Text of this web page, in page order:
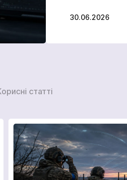
30.06.2026
статті